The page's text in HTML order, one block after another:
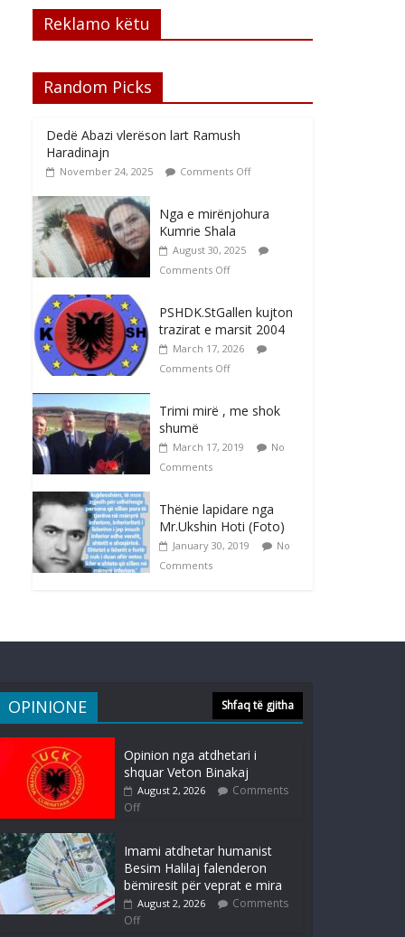
Reklamo këtu
Random Picks
Dedë Abazi vlerëson lart Ramush
Haradinajn
November 24, 2025 Comments Off
Nga e mirënjohura
Kumrie Shala
August 30, 2025
Comments Off
PSHDK.StGallen kujton
trazirat e marsit 2004
March 17, 2026
Comments Off
Trimi mirë , me shok
shumë
March 17, 2019
No
Comments
Thënie lapidare nga
Mr.Ukshin Hoti (Foto)
January 30, 2019
No
Comments
OPINIONE Shfaq të gjitha
Opinion nga atdhetari i
shquar Veton Binakaj
August 2, 2026
Comments
Off
Imami atdhetar humanist
Besim Halilaj falenderon
bëmiresit për veprat e mira
August 2, 2026
Comments
Off